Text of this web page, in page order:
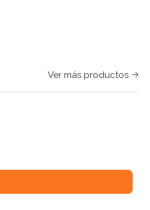
Ver más productos